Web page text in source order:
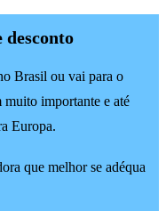
desconto
Brasil ou vai para o
muito importante e até
Europa.
que melhor se adéqua